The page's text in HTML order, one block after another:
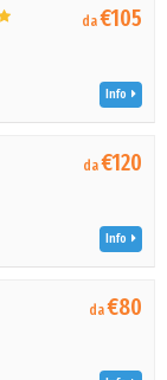
da€105
Info
da€120
Info
da€80